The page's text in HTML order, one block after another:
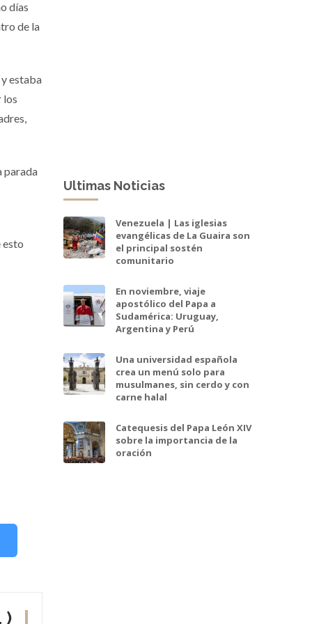
días
de la
estaba
los
parada
esto
)
Ultimas Noticias
Venezuela | Las iglesias
evangélicas de La Guaira son
el principal sostén
comunitario
En noviembre, viaje
apostólico del Papa a
Sudamérica: Uruguay,
Argentina y Perú
Una universidad española
crea un menú solo para
musulmanes, sin cerdo y con
carne halal
Catequesis del Papa León XIV
sobre la importancia de la
oración